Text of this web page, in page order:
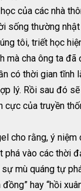
của các nhà
sống thường
tôi, triết học
cha ông ta
có thời gian
lý. Rồi sau đó
của truyền
cho rằng, ý
vào các thời
mù quáng tự
hay “hồi